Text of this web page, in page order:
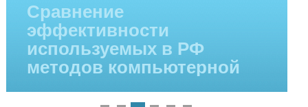
Сравнение
эффективности
используемых в РФ
методов компьютерной